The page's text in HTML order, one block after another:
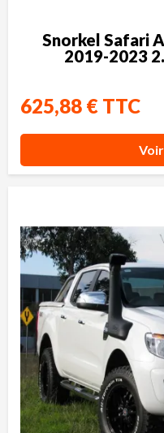
Snorkel Safari
2019-2023
625,88 € TTC